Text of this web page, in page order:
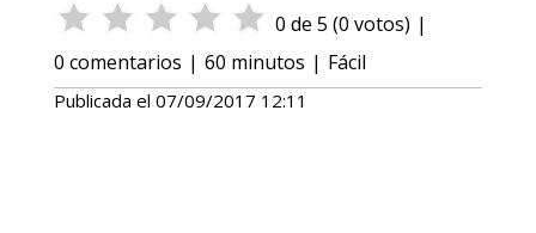
0 de 5 (0 votos) |
0 comentarios | 60 minutos | Fácil
Publicada el 07/09/2017 12:11